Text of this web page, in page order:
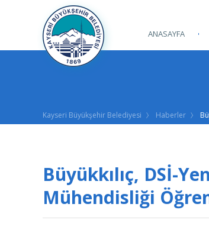
ANASAYFA
Kayseri Büyükşehir Belediyesi Haberler
Büyükkılıç, DSİ-
Mühendisliği